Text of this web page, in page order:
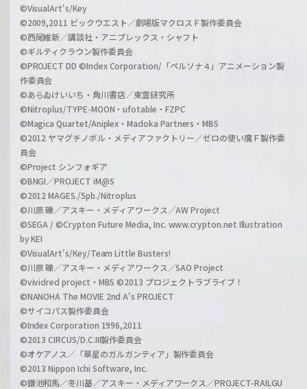
©VisualArt's/Key
©2009,2011 ビックウエスト／劇場版マクロスＦ製作委員会
©西尾維新／講談社・アニプレックス・シャフト
©ギルティクラウン製作委員会
©PROJECT DD ©Index Corporation/「ペルソナ４」アニメーション製
作委員会
©あらゐけいいち・角川書店／東雲研究所
©Nitroplus/TYPE-MOON・ufotable・FZPC
©Magica Quartet/Aniplex・Madoka Partners・MBS
©2012 ヤマグチノボル・メディアファクトリー／ゼロの使い魔Ｆ製作委
員会
©Project シンフォギア
©BNGI／PROJECT iM@S
©2012 MAGES./5pb./Nitroplus
©川原 礫／アスキー・メディアワークス／AW Project
©SEGA / ©Crypton Future Media, Inc. www.crypton.net Illustration
by KEI
©VisualArt's/Key/Team Little Busters!
©川原 礫／アスキー・メディアワークス／SAO Project
©vividred project・MBS ©2013 プロジェクトラブライブ！
©NANOHA The MOVIE 2nd A's PROJECT
©サイコパス製作委員会
©Index Corporation 1996,2011
©2013 CIRCUS/D.C.III製作委員会
©オケアノス／「翠星のガルガンティア」製作委員会
©2013 Nippon Ichi Software, Inc.
©鎌池和馬／冬川基／アスキー・メディアワークス／PROJECT-RAILGU